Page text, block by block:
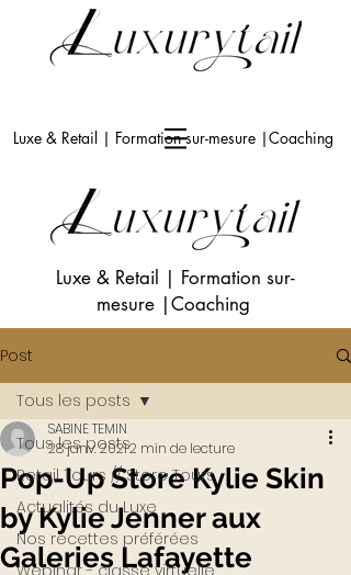
Luxe & Retail | Formation sur-mesure |Coaching
Luxe & Retail | Formation sur-
mesure |Coaching
Post
Tous les posts
Retail Tours // Store Tours
Actualités du Luxe
Nos recettes préférées
Webinar - classe virtuelle
Tous les posts
Pop-Up Store Kylie Skin
by Kylie Jenner aux
Galeries Lafayette
SABINE TEMIN
28 janv. 20212 min de lecture